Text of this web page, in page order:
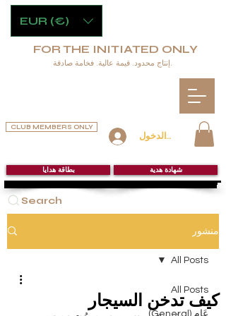
تسجيل الدخول
CLUB MEMBERS ONLY
Search
بطاقة هدايا شهادة هدية
FOR THE INITIATED ONLY
إنتاج محدود. قيمة عالية. فخامة صادقة.
EUR (€)
منشور
All Posts
عَام (General)
All Posts
كيف تدخن السيجار